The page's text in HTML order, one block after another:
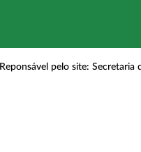
Reponsável pelo site: